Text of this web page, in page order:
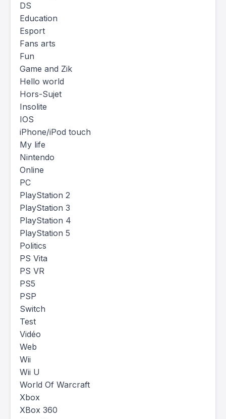
DS
Education
Esport
Fans arts
Fun
Game and Zik
Hello world
Hors-Sujet
Insolite
IOS
iPhone/iPod touch
My life
Nintendo
Online
PC
PlayStation 2
PlayStation 3
PlayStation 4
PlayStation 5
Politics
PS Vita
PS VR
PS5
PSP
Switch
Test
Vidéo
Web
Wii
Wii U
World Of Warcraft
Xbox
XBox 360